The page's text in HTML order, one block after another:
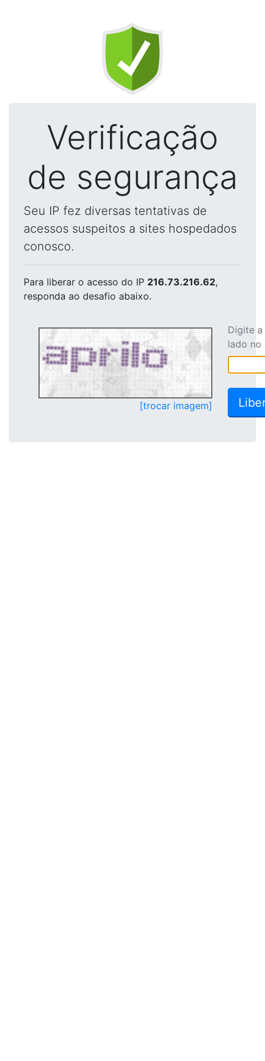
Verificação
de segurança
Seu IP fez diversas tentativas de
acessos suspeitos a sites hospedados
conosco.
Para liberar o acesso do IP 216.73.216.62,
responda ao desafio abaixo.
[trocar imagem]
Digite
lado no